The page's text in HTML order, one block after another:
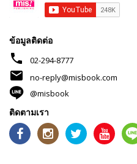
ข้อมูลติดต่อ
phone 02-294-8777
mail
no-reply@misbook.com
@misbook
ติดตามเรา